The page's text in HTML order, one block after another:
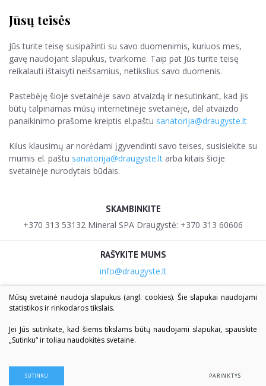
Jūsų teisės
Jūs turite teisę susipažinti su savo duomenimis, kuriuos mes,
gavę naudojant slapukus, tvarkome. Taip pat Jūs turite teisę
reikalauti ištaisyti neišsamius, netikslius savo duomenis.
Pastebėję šioje svetainėje savo atvaizdą ir nesutinkant, kad jis
būtų talpinamas mūsų internetinėje svetainėje, dėl atvaizdo
panaikinimo prašome kreiptis el.paštu sanatorija@draugyste.lt
Kilus klausimų ar norėdami įgyvendinti savo teises, susisiekite su
mumis el. paštu sanatorija@draugyste.lt arba kitais šioje
svetainėje nurodytais būdais.
SKAMBINKITE
+370 313 53132 Mineral SPA Draugystė: +370 313 60606
RAŠYKITE MUMS
info@draugyste.lt
MŪSŲ ADRESAS
V.Krėvės g. 28, LT-66126, Druskininkai
Mūsų svetainė naudoja slapukus (angl. cookies). Šie slapukai naudojami
statistikos ir rinkodaros tikslais.
Jei Jūs sutinkate, kad šiems tikslams būtų naudojami slapukai, spauskite
„Sutinku“ ir toliau naudokitės svetaine.
SUTINKU PARINKTYS